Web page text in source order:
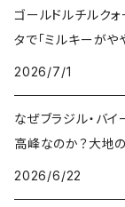
ゴールドルチルク
タで「ミルキーが
2026/7/1
なぜブラジル・バ
高峰なのか？大地
2026/6/22